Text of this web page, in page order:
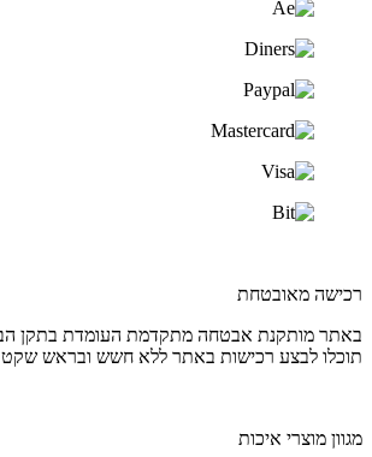
רכישה מאובטחת
תוכלו לבצע רכישות באתר ללא חשש ובראש שקט
מגוון מוצרי איכות